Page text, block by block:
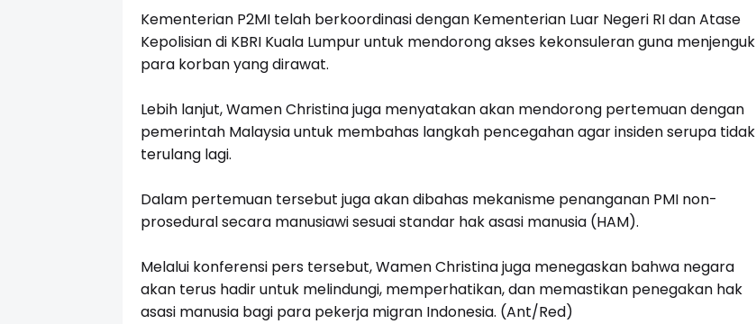
Kementerian P2MI telah berkoordinasi dengan Kementerian Luar Negeri RI dan Atase
Kepolisian di KBRI Kuala Lumpur untuk mendorong akses kekonsuleran guna menjenguk
para korban yang dirawat.
Lebih lanjut, Wamen Christina juga menyatakan akan mendorong pertemuan dengan
pemerintah Malaysia untuk membahas langkah pencegahan agar insiden serupa tidak
terulang lagi.
Dalam pertemuan tersebut juga akan dibahas mekanisme penanganan PMI non-
prosedural secara manusiawi sesuai standar hak asasi manusia (HAM).
Melalui konferensi pers tersebut, Wamen Christina juga menegaskan bahwa negara
akan terus hadir untuk melindungi, memperhatikan, dan memastikan penegakan hak
asasi manusia bagi para pekerja migran Indonesia. (Ant/Red)